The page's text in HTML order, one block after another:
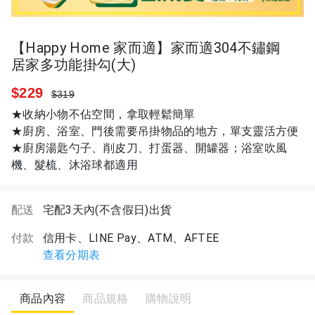
【Happy Home 家而適】家而適304不鏽鋼
居家多功能掛勾(大)
$229 $319
★收納小物不佔空間，拿取輕鬆簡單
★廚房、浴室、門後需要吊掛物品的地方，單支靈活方便
★廚房湯匙勺子、削皮刀、打蛋器、開罐器；浴室吹風
機、髮梳、沐浴球都適用
配送 宅配3天內(不含假日)出貨
付款
信用卡、LINE Pay、ATM、AFTEE
查看分期表
商品內容 商品規格 購物說明